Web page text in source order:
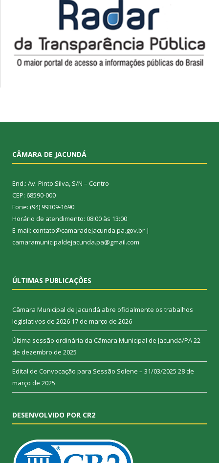
CÂMARA DE JACUNDÁ
End.: Av. Pinto Silva, S/N – Centro
CEP: 68590-000
Fone: (94) 99309-1690
Horário de atendimento: 08:00 às 13:00
E-mail: contato@camaradejacunda.pa.gov.br |
camaramunicipaldejacunda.pa@gmail.com
ÚLTIMAS PUBLICAÇÕES
Câmara Municipal de Jacundá abre oficialmente os trabalhos
legislativos de 2026 17 de março de 2026
Última sessão ordinária da Câmara Municipal de Jacundá/PA22
de dezembro de 2025
Edital de Convocação para Sessão Solene – 31/03/2025 28 de
março de 2025
DESENVOLVIDO POR CR2